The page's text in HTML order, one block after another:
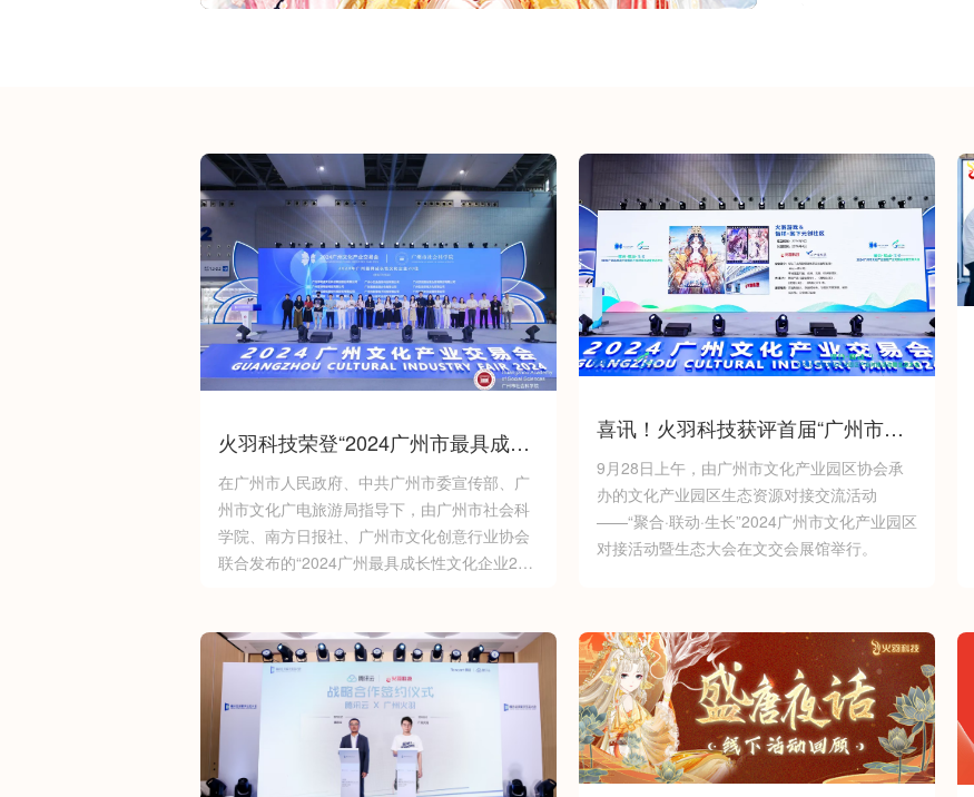
火羽科技荣登“2024广州市最具成长
性文化企业20佳”榜单
在广州市人民政府、中共广州市委宣传部、广
州市文化广电旅游局指导下，由广州市社会科
学院、南方日报社、广州市文化创意行业协会
联合发布的“2024广州最具成长性文化企业20
次获得该奖项不仅是对火羽科技在游戏行业中
的卓越表现的高度认可，也标志着公司在文化
与科技融合道路上迈出了坚实的一步。
喜讯！火羽科技获评首届“广州市文
化产业园区影响力合作伙伴”
9月28日上午，由广州市文化产业园区协会承
办的文化产业园区生态资源对接交流活动
——“聚合·联动·生长”2024广州市文化产业园区
对接活动暨生态大会在文交会展馆举行。